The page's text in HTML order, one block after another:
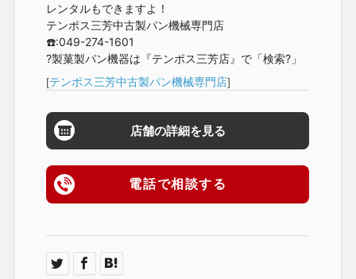
レンタルもできますよ！
テンポス三芳中古製パン機械専門店
☎️:049-274-1601
?製菓製パン機器は『テンポス三芳店』で「検索?」
[テンポス三芳中古製パン機械専門店]
店舗の詳細を見る
電話で相談する